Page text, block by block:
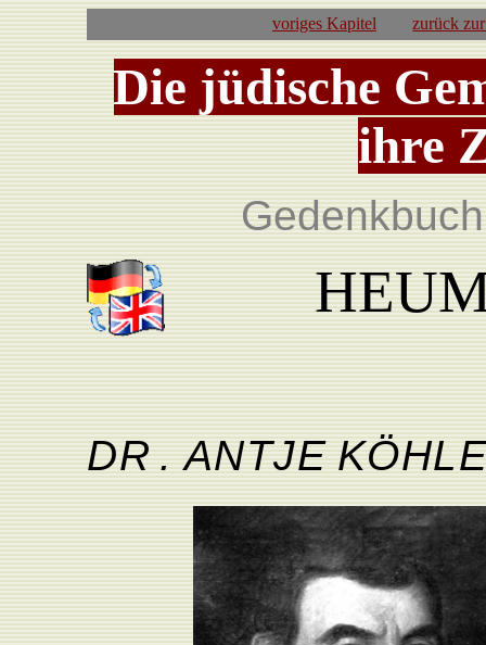
voriges Kapitel zurück
Die jüdische
ihre
DR . ANTJE